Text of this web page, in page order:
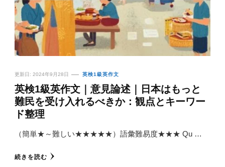
更新日: 2024年9月28日 英検1級英作文
英検1級英作文｜意見論述｜日本はもっと
難民を受け入れるべきか：観点とキーワー
ド整理
（簡単★～難しい★★★★★）語彙難易度★★★ Qu …
続きを読む